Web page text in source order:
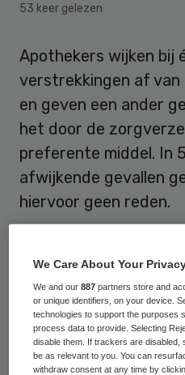
53 keer gelezen
Apothekers wijken bij
verstrekkingen af
en geven een ander
het door de
preferente middel. In
afwijkende gevallen
hiervoor geen reden.
Farmaceutische
procent van de
apotheker ‘logistieke
zeggen dat het
wel niet tijdig door
We Care About Your
We and our887 partners store and
or unique identifiers, on your device.
technologies to support the purposes
process data to provide. Selecting
disable them. If trackers are
be as relevant to you. You can
withdraw consent at any time by